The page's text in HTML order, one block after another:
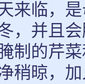
来临，
，并且
制的芹
稍晾，